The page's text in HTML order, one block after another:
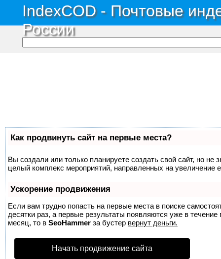
IndexCOD - Почтовые
России
Как продвинуть сайт на первые места?
Вы создали или только планируете создать свой сайт, но не
целый комплекс мероприятий, направленных на увеличение
Ускорение продвижения
Если вам трудно попасть на первые места в поиске
десятки раз, а первые результаты появляются уже в
месяц, то в SeoHammer за бустер вернут деньги.
Начать продвижение сайта